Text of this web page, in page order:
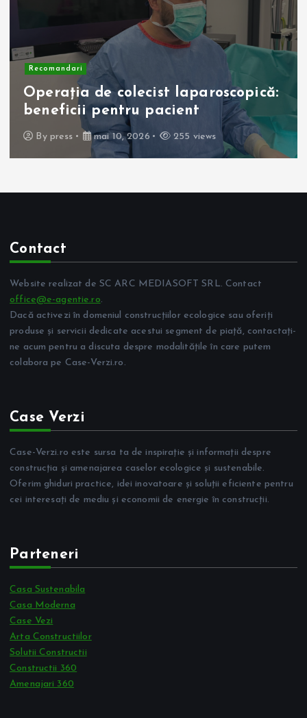
Recomandari
Operația de colecist laparoscopică:
beneficii pentru pacient
By press mai 10, 2026 255 views
Contact
Website realizat de SC ARC MEDIASOFT SRL. Contact
office@e-agentie.ro.
Dacă activezi în domeniul construcțiilor ecologice sau oferiți
produse și servicii dedicate acestui segment de piață, contactați-
ne acum pentru a discuta despre modalitățile în care putem
colabora pe Case-Verzi.ro.
Case Verzi
Case-Verzi.ro este sursa ta de inspirație și informații despre
construcția și amenajarea caselor ecologice și sustenabile.
Oferim ghiduri practice, idei inovatoare și soluții eficiente pentru
cei interesați de mediu și economii de energie în construcții.
Parteneri
Casa Sustenabila
Casa Moderna
Case Vezi
Arta Constructiilor
Solutii Constructii
Constructii 360
Amenajari 360